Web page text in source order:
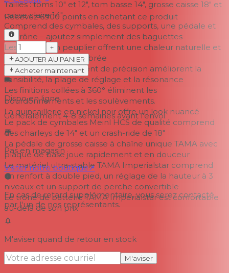
Tailles : toms 10" et 12", tom basse 14", grosse caisse 18" et
caisse claire 14"
Comprend des cymbales, des supports, une pédale et
un trône – ajoutez simplement des baguettes
Les coques en peuplier offrent une chaleur naturelle et
une dynamique équilibrée
Les bords de roulement de précision améliorent la
sensibilité, la plage de réglage et la résonance
Les finitions collées à 360° éliminent les
bourdonnements et les soulèvements.
La quincaillerie en nickel noir offre un look nuancé
Le pack de cymbales Meinl HCS de qualité comprend
des charleys de 14" et un crash-ride de 18"
La pédale de grosse caisse à chaîne unique TAMA avec
plaque de base joue rapidement et en douceur
Le matériel ultra-stable TAMA Imperialstar comprend
un renfort à double pied, un réglage de la hauteur à 3
niveaux et un support de perche convertible
Le trône de batterie TAMA Imperialstar est confortable
au-delà de son prix
Recevez 6900 points en achetant ce produit
−
+
AJOUTER AU PANIER
Acheter maintenant
Dispo en ligne
Généralement 4-8 semaines avant l'envoi
Pas en magasin
Visiter notre boutique↗
En cas de retard supplémentaire, vous serez contacté
par l'un de nos représentants.
M'aviser quand de retour en stock
M'aviser